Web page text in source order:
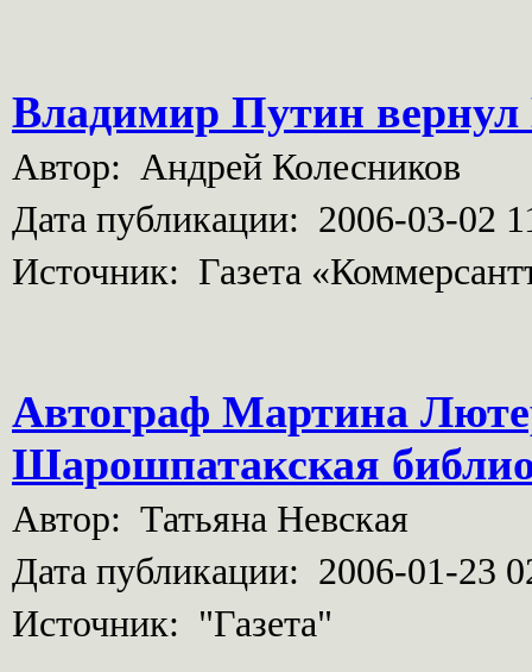
Владимир Путин
Автор: Андрей Колесников
Дата публикации: 2006-03-02
Источник: Газета
Автограф Мартина
Шарошпатакская
Автор: Татьяна Невская
Дата публикации: 2006-01-23
Источник: "Газета"